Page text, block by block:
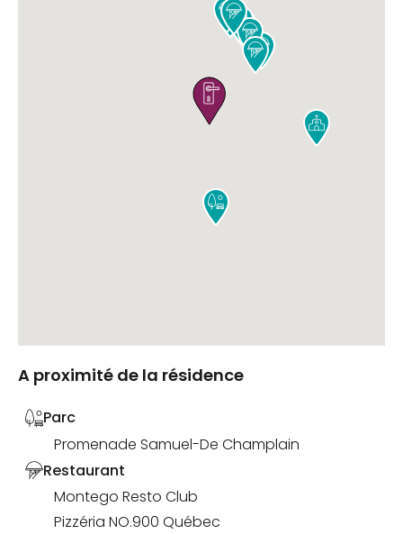










A proximité de la résidence
Parc
Promenade Samuel-De Champlain
Restaurant
Montego Resto Club
Pizzéria NO.900 Québec